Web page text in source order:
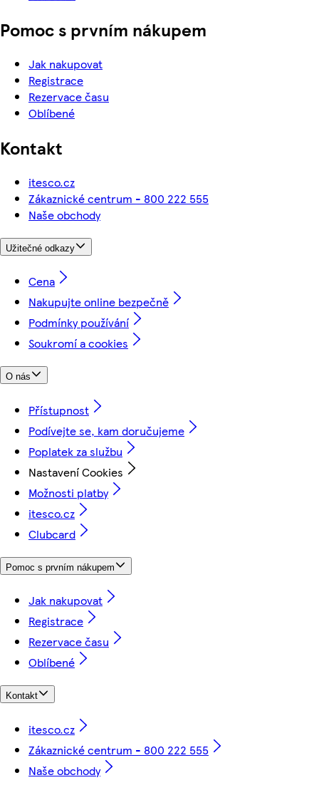
Pomoc s prvním nákupem
Jak nakupovat
Registrace
Rezervace času
Oblíbené
Kontakt
itesco.cz
Zákaznické centrum - 800 222 555
Naše obchody
Užitečné odkazy
Cena
Nakupujte online bezpečně
Podmínky používání
Soukromí a cookies
O nás
Přístupnost
Podívejte se, kam doručujeme
Poplatek za službu
Nastavení Cookies
Možnosti platby
itesco.cz
Clubcard
Pomoc s prvním nákupem
Jak nakupovat
Registrace
Rezervace času
Oblíbené
Kontakt
itesco.cz
Zákaznické centrum - 800 222 555
Naše obchody